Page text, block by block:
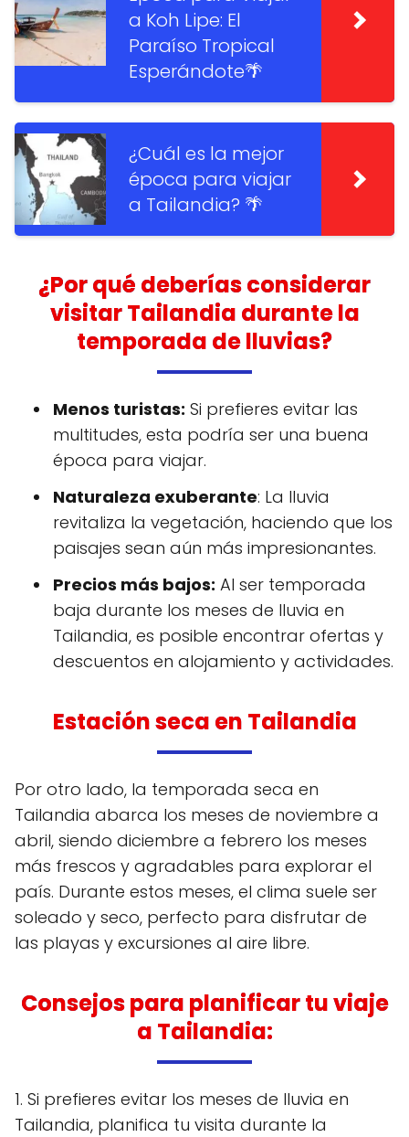
a Koh Lipe: El
Paraíso Tropical
Esperándote🌴
¿Cuál es la mejor
época para viajar
a Tailandia? 🌴
¿Por qué deberías considerar
visitar Tailandia durante la
temporada de lluvias?
Menos turistas: Si prefieres evitar las
multitudes, esta podría ser una buena
época para viajar.
Naturaleza exuberante: La lluvia
revitaliza la vegetación, haciendo que los
paisajes sean aún más impresionantes.
Precios más bajos: Al ser temporada
baja durante los meses de lluvia en
Tailandia, es posible encontrar ofertas y
descuentos en alojamiento y actividades.
Estación seca en Tailandia
Por otro lado, la temporada seca en
Tailandia abarca los meses de noviembre a
abril, siendo diciembre a febrero los meses
más frescos y agradables para explorar el
país. Durante estos meses, el clima suele ser
soleado y seco, perfecto para disfrutar de
las playas y excursiones al aire libre.
Consejos para planificar tu viaje
a Tailandia:
1. Si prefieres evitar los meses de lluvia en
Tailandia, planifica tu visita durante la